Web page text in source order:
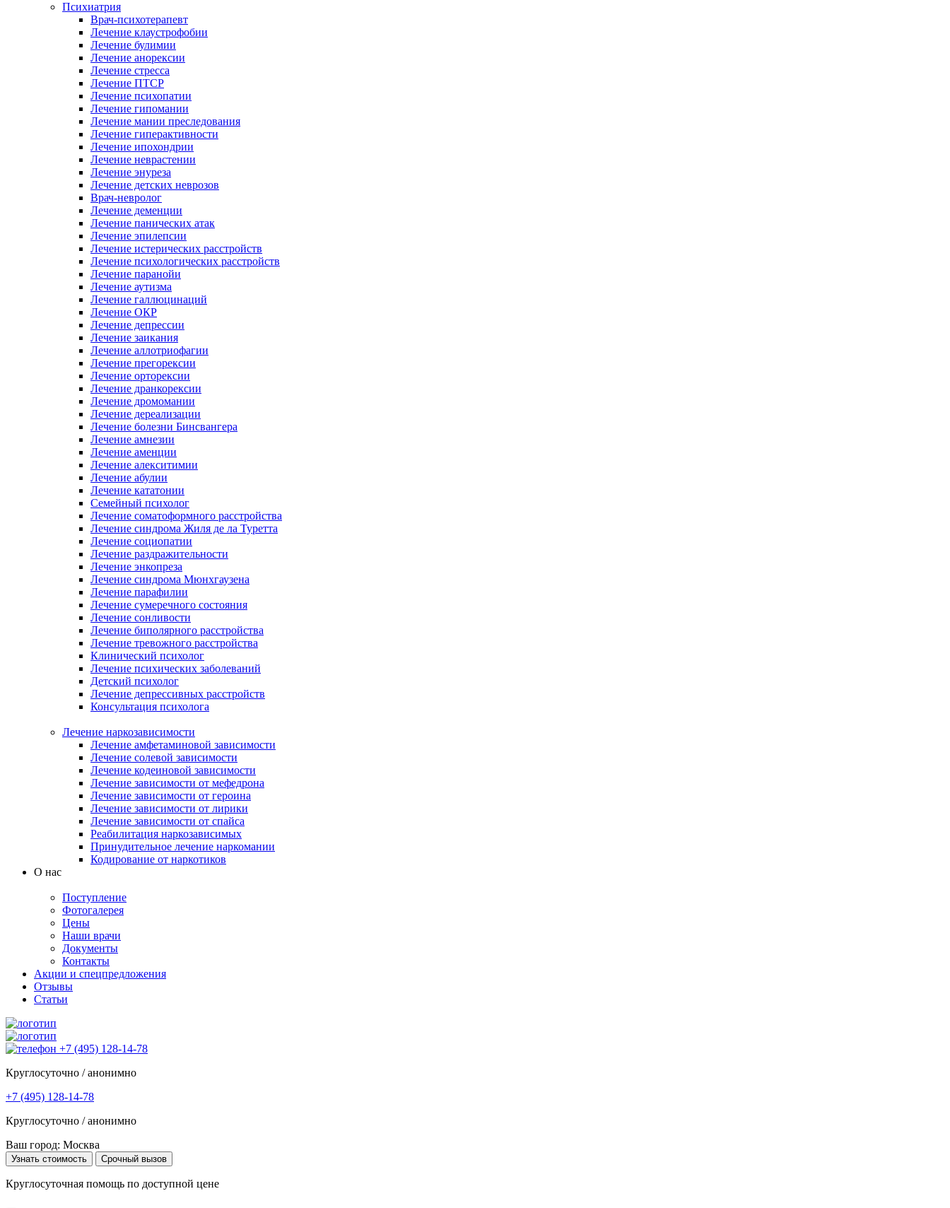
Психиатрия
Врач-психотерапевт
Лечение клаустрофобии
Лечение булимии
Лечение анорексии
Лечение стресса
Лечение ПТСР
Лечение психопатии
Лечение гипомании
Лечение мании преследования
Лечение гиперактивности
Лечение ипохондрии
Лечение неврастении
Лечение энуреза
Лечение детских неврозов
Врач-невролог
Лечение деменции
Лечение панических атак
Лечение эпилепсии
Лечение истерических расстройств
Лечение психологических расстройств
Лечение паранойи
Лечение аутизма
Лечение галлюцинаций
Лечение ОКР
Лечение депрессии
Лечение заикания
Лечение аллотриофагии
Лечение прегорексии
Лечение орторексии
Лечение дранкорексии
Лечение дромомании
Лечение дереализации
Лечение болезни Бинсвангера
Лечение амнезии
Лечение аменции
Лечение алекситимии
Лечение абулии
Лечение кататонии
Семейный психолог
Лечение соматоформного расстройства
Лечение синдрома Жиля де ла Туретта
Лечение социопатии
Лечение раздражительности
Лечение энкопреза
Лечение синдрома Мюнхгаузена
Лечение парафилии
Лечение сумеречного состояния
Лечение сонливости
Лечение биполярного расстройства
Лечение тревожного расстройства
Клинический психолог
Лечение психических заболеваний
Детский психолог
Лечение депрессивных расстройств
Консультация психолога
Лечение наркозависимости
Лечение амфетаминовой зависимости
Лечение солевой зависимости
Лечение кодеиновой зависимости
Лечение зависимости от мефедрона
Лечение зависимости от героина
Лечение зависимости от лирики
Лечение зависимости от спайса
Реабилитация наркозависимых
Принудительное лечение наркомании
Кодирование от наркотиков
О нас
Поступление
Фотогалерея
Цены
Наши врачи
Документы
Контакты
Акции и спецпредложения
Отзывы
Статьи
+7 (495) 128-14-78
Круглосуточно / анонимно
+7 (495) 128-14-78
Круглосуточно / анонимно
Ваш город: Москва
Узнать стоимость Срочный вызов
Круглосуточная помощь по доступной цене